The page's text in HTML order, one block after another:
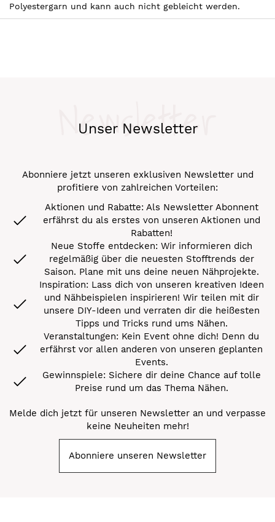
Polyestergarn und kann auch nicht gebleicht werden.
Unser Newsletter
Newsletter
Abonniere jetzt unseren exklusiven Newsletter und
profitiere von zahlreichen Vorteilen:
Aktionen und Rabatte: Als Newsletter Abonnent
erfährst du als erstes von unseren Aktionen und
Rabatten!
Neue Stoffe entdecken: Wir informieren dich
regelmäßig über die neuesten Stofftrends der
Saison. Plane mit uns deine neuen Nähprojekte.
Inspiration: Lass dich von unseren kreativen Ideen
und Nähbeispielen inspirieren! Wir teilen mit dir
unsere DIY-Ideen und verraten dir die heißesten
Tipps und Tricks rund ums Nähen.
Veranstaltungen: Kein Event ohne dich! Denn du
erfährst vor allen anderen von unseren geplanten
Events.
Gewinnspiele: Sichere dir deine Chance auf tolle
Preise rund um das Thema Nähen.
Melde dich jetzt für unseren Newsletter an und verpasse
keine Neuheiten mehr!
Abonniere unseren Newsletter